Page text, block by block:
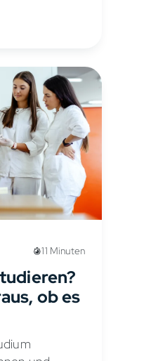
haben
an Stoff
11 Minuten
ob es